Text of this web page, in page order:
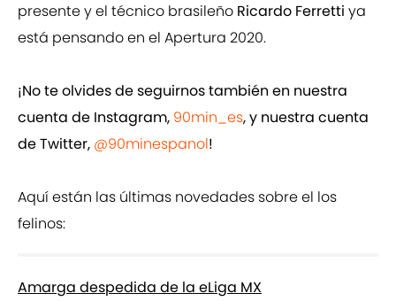
presente y el técnico brasileño Ricardo Ferretti ya
está pensando en el Apertura 2020.
¡No te olvides de seguirnos también en nuestra
cuenta de Instagram, 90min_es, y nuestra cuenta
de Twitter, @90minespanol!
Aquí están las últimas novedades sobre el los
felinos:
Amarga despedida de la eLiga MX